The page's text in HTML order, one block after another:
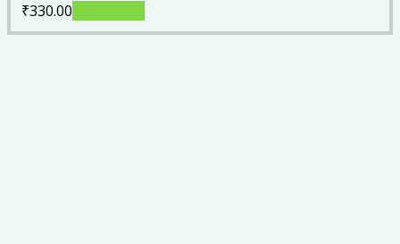
₹330.00